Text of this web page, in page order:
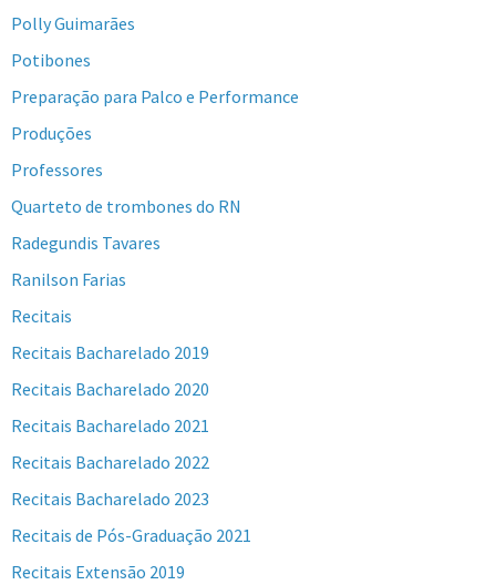
Polly Guimarães
Potibones
Preparação para Palco e Performance
Produções
Professores
Quarteto de trombones do RN
Radegundis Tavares
Ranilson Farias
Recitais
Recitais Bacharelado 2019
Recitais Bacharelado 2020
Recitais Bacharelado 2021
Recitais Bacharelado 2022
Recitais Bacharelado 2023
Recitais de Pós-Graduação 2021
Recitais Extensão 2019